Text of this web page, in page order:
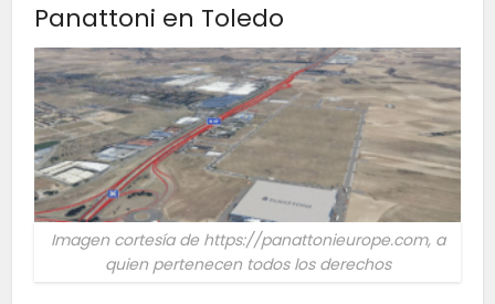
Panattoni en Toledo
Imagen cortesía de https://panattonieurope.com, a
quien pertenecen todos los derechos